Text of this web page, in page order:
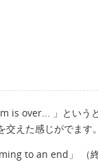
is over... 」という
えた感じがでます。
to an end」 （終